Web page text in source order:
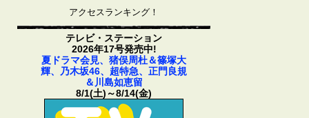
アクセスランキング！
テレビ・ステーション
2026年17号発売中!
夏ドラマ会見、猪俣周杜＆篠塚大
輝、乃木坂46、超特急、正門良規
＆川島如恵留
8/1(土)～8/14(金)